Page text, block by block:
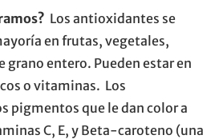
Los antioxidantes se
en frutas, vegetales,
grano entero. Pueden estar en
o vitaminas. Los
pigmentos que le dan color a
C, E, y Beta-caroteno (una